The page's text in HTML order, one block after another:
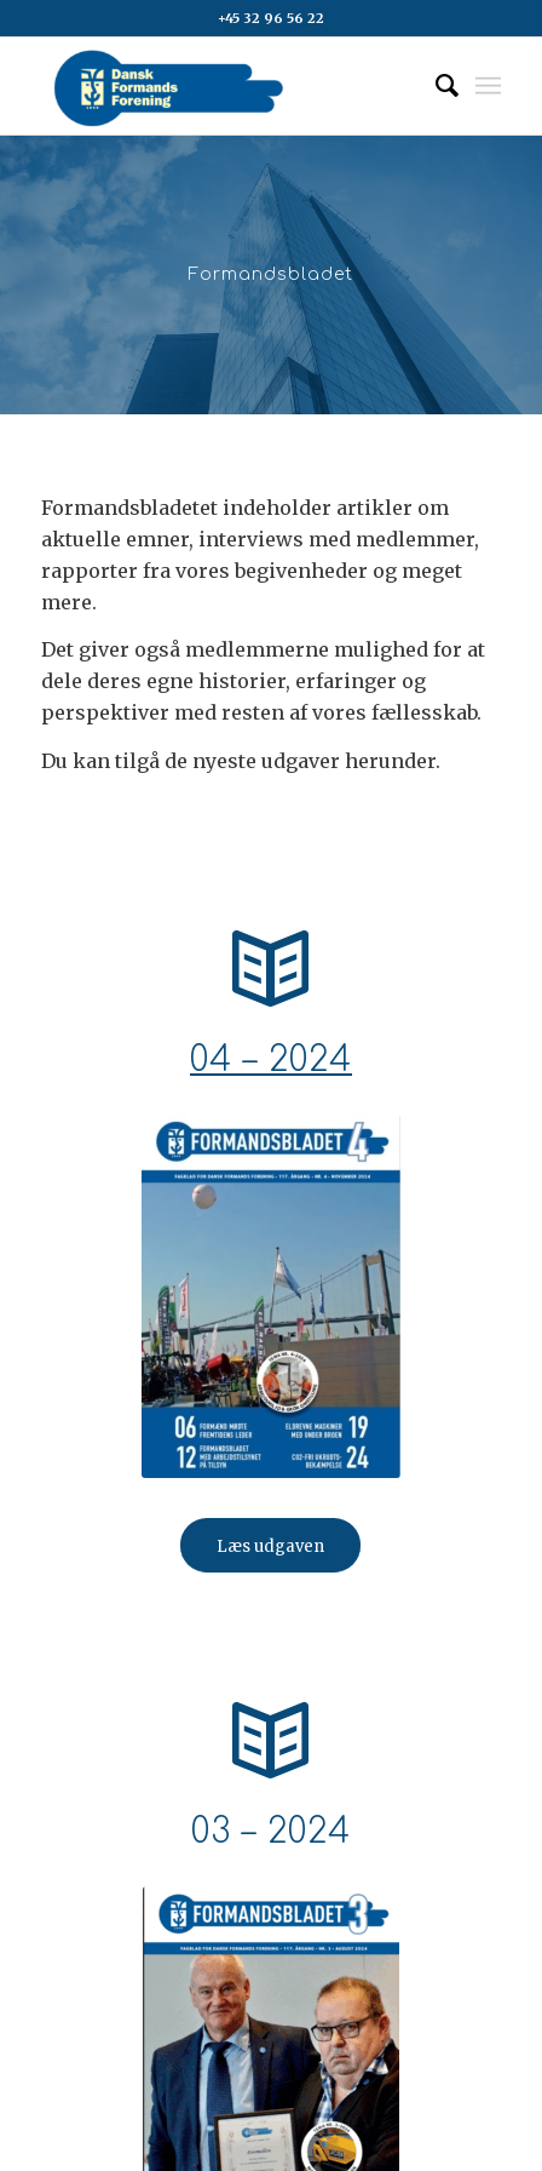
+45 32 96 56 22
Formandsbladet
Formandsbladetet indeholder artikler om
aktuelle emner, interviews med medlemmer,
rapporter fra vores begivenheder og meget
mere.
Det giver også medlemmerne mulighed for at
dele deres egne historier, erfaringer og
perspektiver med resten af vores fællesskab.
Du kan tilgå de nyeste udgaver herunder.
04 – 2024
Læs udgaven
03 – 2024